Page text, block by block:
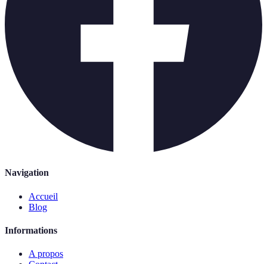
Navigation
Accueil
Blog
Informations
A propos